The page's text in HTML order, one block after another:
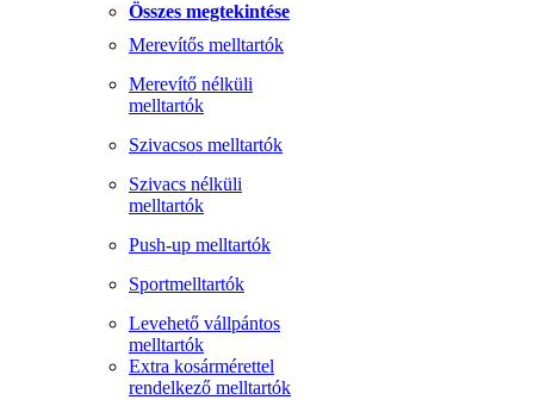
Összes megtekintése
Merevítős melltartók
Merevítő nélküli
melltartók
Szivacsos melltartók
Szivacs nélküli
melltartók
Push-up melltartók
Sportmelltartók
Levehető vállpántos
melltartók
Extra kosármérettel
rendelkező melltartók